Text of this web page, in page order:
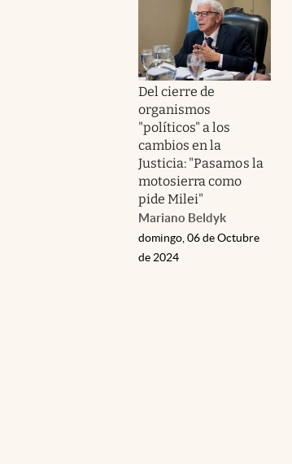
Del cierre de
organismos
"políticos" a los
cambios en la
Justicia: "Pasamos la
motosierra como
pide Milei"
Mariano Beldyk
domingo, 06 de Octubre
de 2024